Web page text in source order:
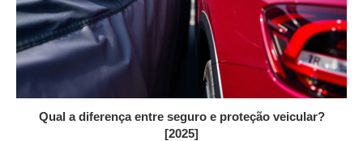
Qual a diferença entre seguro e proteção veicular?
[2025]